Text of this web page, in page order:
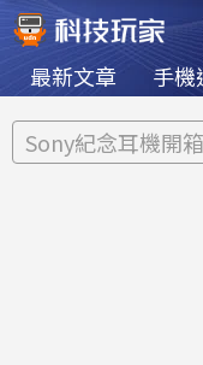
最新文章 手機
Sony紀念耳機開箱